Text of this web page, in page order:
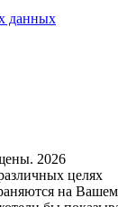
данных
2026
целях
на